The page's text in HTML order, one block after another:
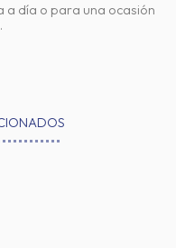
a día o para una ocasión